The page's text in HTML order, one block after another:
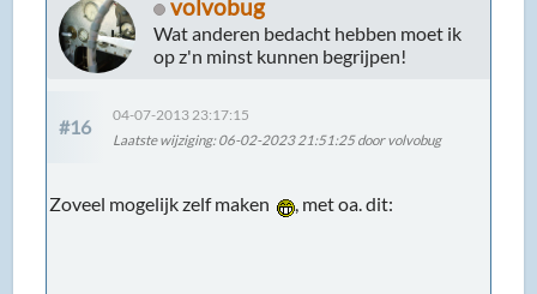
volvobug
Wat anderen bedacht hebben moet ik
op z'n minst kunnen begrijpen!
#16
04-07-2013 23:17:15
Laatste wijziging: 06-02-2023 21:51:25 door volvobug
Zoveel mogelijk zelf maken , met oa. dit: